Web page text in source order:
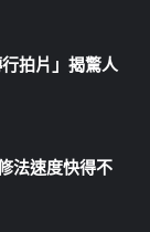
拍片」揭驚人
法速度快得不